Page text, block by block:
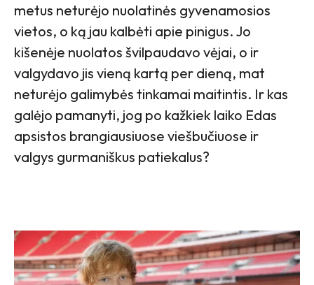
metus neturėjo nuolatinės gyvenamosios
vietos, o ką jau kalbėti apie pinigus. Jo
kišenėje nuolatos švilpaudavo vėjai, o ir
valgydavo jis vieną kartą per dieną, mat
neturėjo galimybės tinkamai maitintis. Ir kas
galėjo pamanyti, jog po kažkiek laiko Edas
apsistos brangiausiuose viešbučiuose ir
valgys gurmaniškus patiekalus?